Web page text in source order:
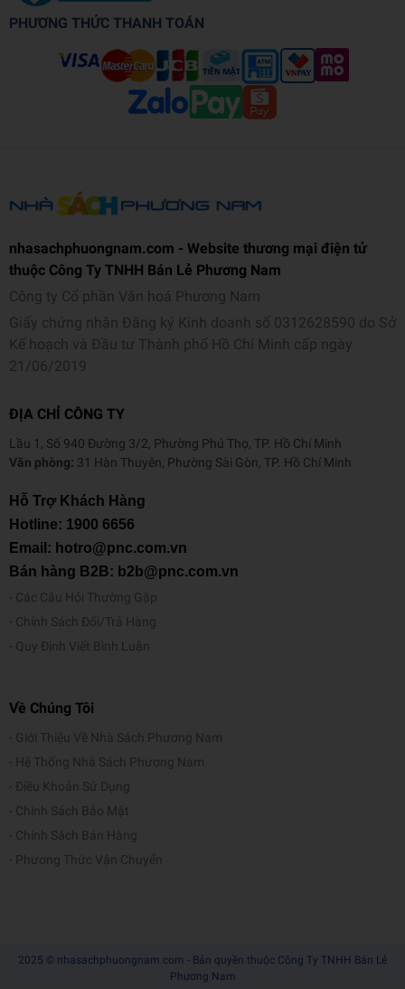
PHƯƠNG THỨC THANH TOÁN
nhasachphuongnam.com - Website thương mại điện tử
thuộc Công Ty TNHH Bán Lẻ Phương Nam
Công ty Cổ phần Văn hoá Phương Nam
Giấy chứng nhận Đăng ký Kinh doanh số 0312628590 do Sở
Kế hoạch và Đầu tư Thành phố Hồ Chí Minh cấp ngày
21/06/2019
ĐỊA CHỈ CÔNG TY
Lầu 1, Số 940 Đường 3/2, Phường Phú Thọ, TP. Hồ Chí Minh
Văn phòng: 31 Hàn Thuyên, Phường Sài Gòn, TP. Hồ Chí Minh
Hỗ Trợ Khách Hàng
Hotline: 1900 6656
Email: hotro@pnc.com.vn
Bán hàng B2B: b2b@pnc.com.vn
Các Câu Hỏi Thường Gặp
Chính Sách Đổi/Trả Hàng
Quy Định Viết Bình Luận
Về Chúng Tôi
Giới Thiệu Về Nhà Sách Phương Nam
Hệ Thống Nhà Sách Phương Nam
Điều Khoản Sử Dụng
Chính Sách Bảo Mật
Chính Sách Bán Hàng
Phương Thức Vận Chuyển
2025 © nhasachphuongnam.com - Bản quyền thuộc Công Ty TNHH Bán Lẻ
Phương Nam